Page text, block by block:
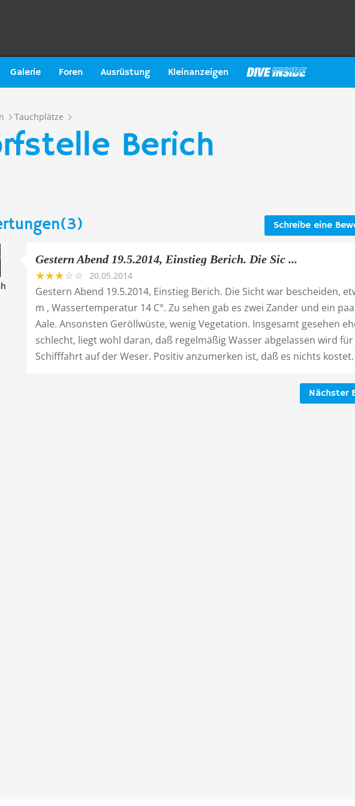
Galerie Foren Ausrüstung Kleinanzeigen
Tauchplätze
Berich
Schreibe eine
Gestern Abend 19.5.2014, Einstieg Berich. Die Sic ...
20.05.2014
Gestern Abend 19.5.2014, Einstieg Berich. Die Sicht war bescheiden,
m , Wassertemperatur 14 C°. Zu sehen gab es zwei Zander und ein
Aale. Ansonsten Geröllwüste, wenig Vegetation. Insgesamt gesehen
schlecht, liegt wohl daran, daß regelmäßig Wasser abgelassen wird
Schifffahrt auf der Weser. Positiv anzumerken ist, daß es nichts kostet.
Nächster